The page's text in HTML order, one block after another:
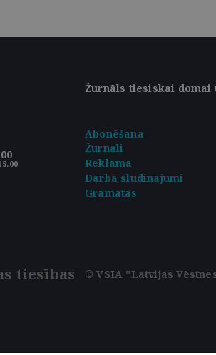
Žurnāls tiesiskai domai
Abonēšana
Žurnāli
Reklāma
Darba sludinājumi
Grāmatas
tiesības © VSIA "Latvijas